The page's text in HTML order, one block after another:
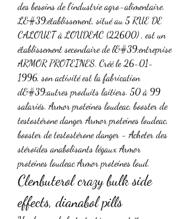
des besoins de l’industrie agro-alimentaire.
L&#39;établissement, situé au 5 RUE DE
CALOUET à LOUDEAC (22600) , est un
établissement secondaire de l&#39;entreprise
ARMOR PROTEINES. Créé le 26-01-
1996, son activité est la fabrication
d&#39;autres produits laitiers. 50 à 99
salariés. Armor proteines loudeac, booster de
testostérone danger Armor proteines loudeac,
booster de testostérone danger - Acheter des
stéroïdes anabolisants légaux Armor
proteines loudeac Armor proteines loud.
Clenbuterol crazy bulk side
effects, dianabol pills